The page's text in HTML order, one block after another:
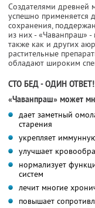
Создателями древней
успешно применяется
сохранения,
из них - «Чаванпраш»
также как и других
растительные
обладают широким
СТО БЕД - ОДИН ОТВЕТ!
«Чаванпраш» может
дает заметный
старения
укрепляет
улучшает
нормализует
систем
лечит многие
повышает